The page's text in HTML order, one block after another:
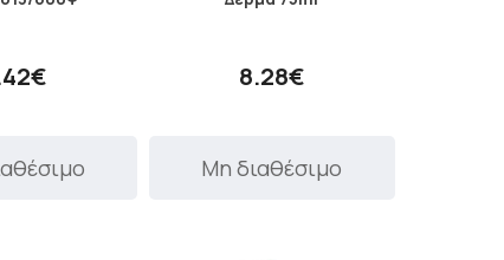
8.28€
Μη διαθέσιμο